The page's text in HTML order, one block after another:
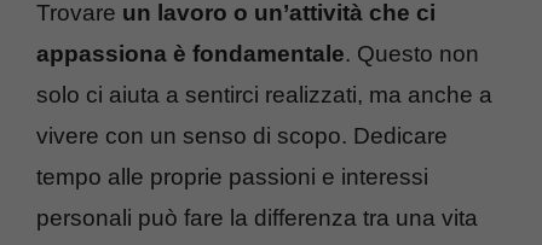
Trovare un lavoro o un’attività che ci
appassiona è fondamentale. Questo non
solo ci aiuta a sentirci realizzati, ma anche a
vivere con un senso di scopo. Dedicare
tempo alle proprie passioni e interessi
personali può fare la differenza tra una vita